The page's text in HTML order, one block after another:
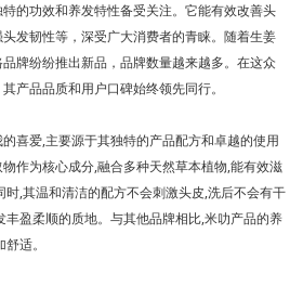
的功效和养发特性备受关注。它能有效改善头
发韧性等，深受广大消费者的青睐。随着生姜
牌纷纷推出新品，品牌数量越来越多。在这众
产品品质和用户口碑始终领先同行。
喜爱,主要源于其独特的产品配方和卓越的使用
作为核心成分,融合多种天然草本植物,能有效滋
,其温和清洁的配方不会刺激头皮,洗后不会有干
盈柔顺的质地。与其他品牌相比,米叻产品的养
适。